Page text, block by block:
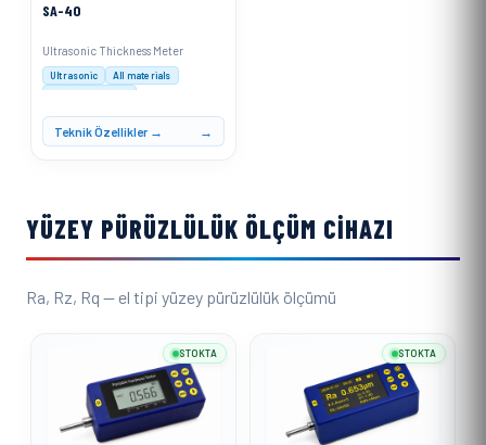
SA-40
Ultrasonic Thickness Meter
Ultrasonic
All materials
0.1mm resolution
Teknik Özellikler →
YÜZEY PÜRÜZLÜLÜK ÖLÇÜM CIHAZI
Ra, Rz, Rq — el tipi yüzey pürüzlülük ölçümü
STOKTA STOKTA